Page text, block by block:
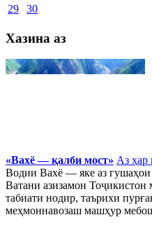
29
30
Хазина аз
«Вахё — қалби мост» Аз ҳар
Водии Вахё — яке аз гушаҳои
Ватани азизамон
табиати нодир, таърихи
меҳмоннавозаш машҳур